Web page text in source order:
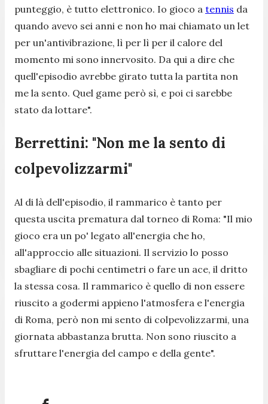
punteggio, è tutto elettronico. Io gioco a tennis da
quando avevo sei anni e non ho mai chiamato un let
per un'antivibrazione, lì per lì per il calore del
momento mi sono innervosito. Da qui a dire che
quell'episodio avrebbe girato tutta la partita non
me la sento. Quel game però sì, e poi ci sarebbe
stato da lottare".
Berrettini: "Non me la sento di
colpevolizzarmi"
Al di là dell'episodio, il rammarico è tanto per
questa uscita prematura dal torneo di Roma: "Il mio
gioco era un po' legato all'energia che ho,
all'approccio alle situazioni. Il servizio lo posso
sbagliare di pochi centimetri o fare un ace, il dritto
la stessa cosa. Il rammarico è quello di non essere
riuscito a godermi appieno l'atmosfera e l'energia
di Roma, però non mi sento di colpevolizzarmi, una
giornata abbastanza brutta. Non sono riuscito a
sfruttare l'energia del campo e della gente".